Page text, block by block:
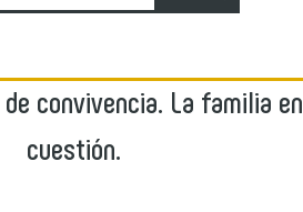
convivencia. La familia en
cuestión.